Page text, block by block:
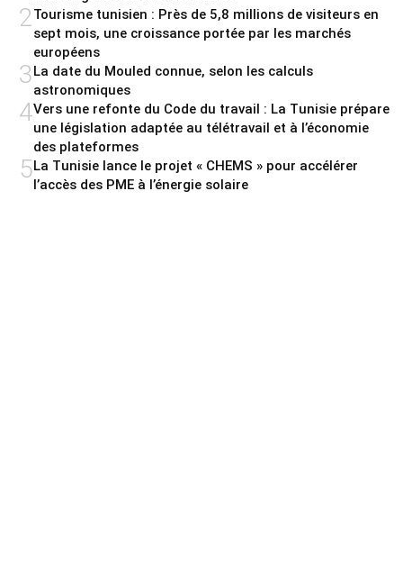
2 Tourisme tunisien : Près de 5,8 millions de visiteurs en
sept mois, une croissance portée par les marchés
européens
3La date du Mouled connue, selon les calculs
astronomiques
4Vers une refonte du Code du travail : La Tunisie prépare
une législation adaptée au télétravail et à l’économie
des plateformes
5La Tunisie lance le projet « CHEMS » pour accélérer
l’accès des PME à l’énergie solaire